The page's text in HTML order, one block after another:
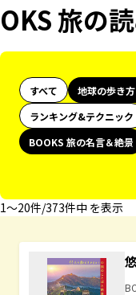
OKS 旅の
すべて 地球の歩き
ランキング&テクニック
BOOKS 旅の名言＆絶景
1〜20件/373件中 を表示